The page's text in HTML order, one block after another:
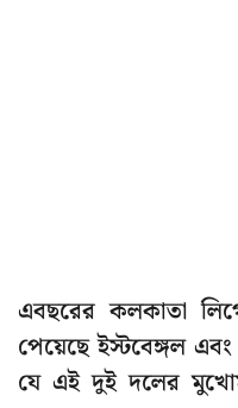
এবছরের কলকাতা
পেয়েছে ইস্টবেঙ্গল
যে এই দুই দলের